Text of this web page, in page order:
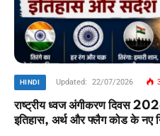
HINDI Updated: 22/07/2026
राष्ट्रीय ध्वज अंगीकरण दिवस
इतिहास, अर्थ और फ्लैग कोड के नए